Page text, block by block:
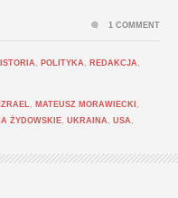
POLITYKA REDAKCJA
IZRAEL MATEUSZ MORAWIECKI
ŻYDOWSKIE UKRAINA USA
1 COMMENT